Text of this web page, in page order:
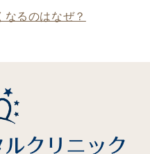
るのはなぜ？